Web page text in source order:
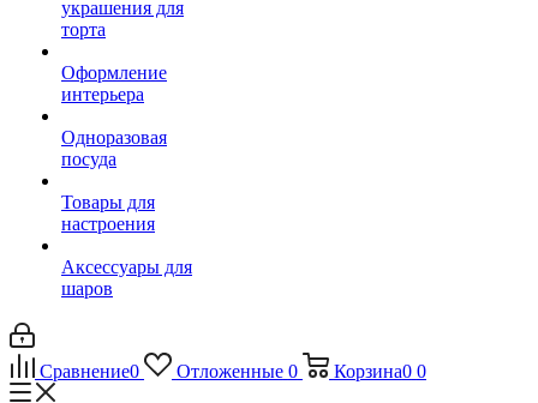
украшения для
торта
Оформление
интерьера
Одноразовая
посуда
Товары для
настроения
Аксессуары для
шаров
Сравнение0 Отложенные 0 Корзина0 0